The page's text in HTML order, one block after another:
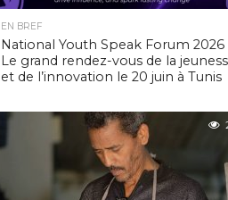
EN BREF
National Youth Speak Forum 2026
Le grand rendez-vous de la
et de l’innovation le 20 juin à Tunis